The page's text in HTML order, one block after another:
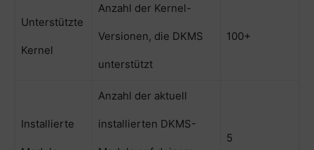
Unterstützte
Kernel
Anzahl der Kernel-
Versionen, die DKMS
unterstützt
100+
Installierte
Anzahl der aktuell
installierten DKMS-
5